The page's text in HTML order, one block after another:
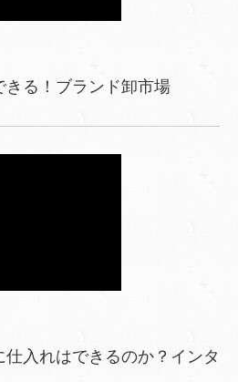
きる！ブランド卸市場
入れはできるのか？インタ